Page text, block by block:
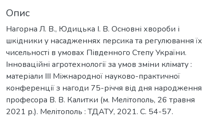
Опис
Нагорна Л. В., Юдицька І. В. Основні хвороби і
шкідники у насадженнях персика та регулювання їх
чисельності в умовах Південного Степу України.
Інноваційні агротехнології за умов зміни клімату :
матеріали ІІІ Міжнародної науково-практичної
конференції з нагоди 75-річчя від дня народження
професора В. В. Калитки (м. Мелітополь, 26 травня
2021 р.). Мелітополь : ТДАТУ, 2021. С. 54-57.